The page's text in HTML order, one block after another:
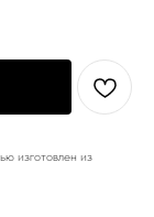
изготовлен из